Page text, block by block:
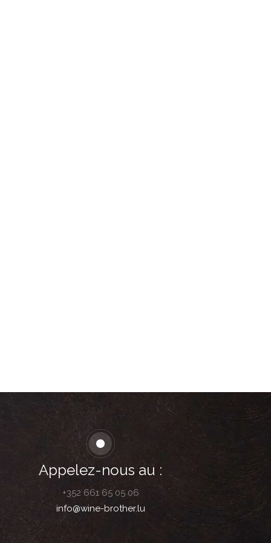
Appelez-nous au :
+352 661 65 05 06
info@wine-brother.lu